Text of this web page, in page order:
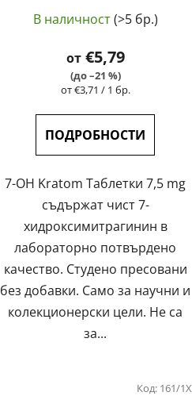
оценка
на
продукта
е
4,7
от
5
звезди.
В наличност(>5 бр.)
от€5,79
(до –21 %)
Измерване
цената:
от €3,71 / 1 бр.
ПОДРОБНОСТИ
7-OH Kratom Таблетки 7,5 mg
съдържат чист 7-
хидроксимитрагинин в
лабораторно потвърдено
качество. Студено пресовани
без добавки. Само за научни и
колекционерски цели. Не са
за...
Код: 161/1X